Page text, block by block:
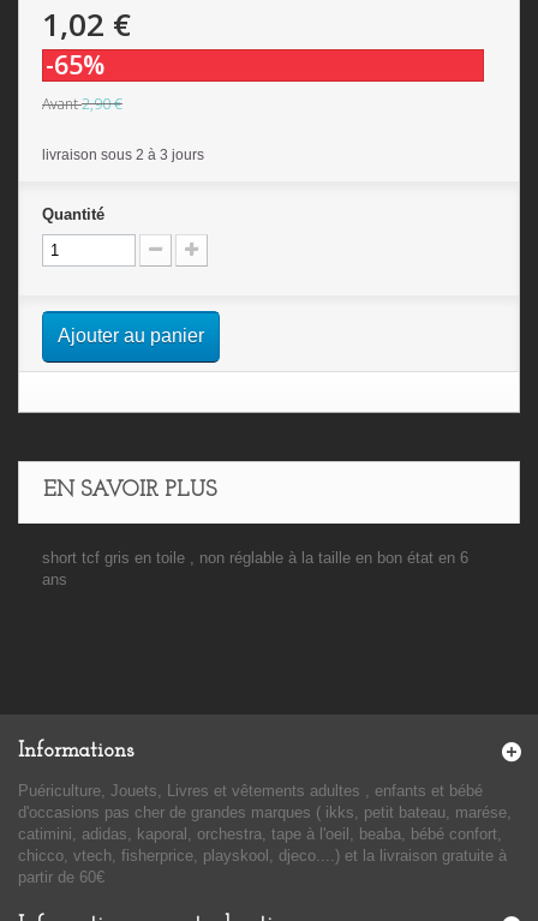
1,02 €
-65%
Avant2,90 €
livraison sous 2 à 3 jours
Quantité
Ajouter au panier
EN SAVOIR PLUS
short tcf gris en toile , non réglable à la taille en bon état en 6
ans
Informations
Puériculture, Jouets, Livres et vêtements adultes , enfants et bébé
d'occasions pas cher de grandes marques ( ikks, petit bateau, marése,
catimini, adidas, kaporal, orchestra, tape à l'oeil, beaba, bébé confort,
chicco, vtech, fisherprice, playskool, djeco....) et la livraison gratuite à
partir de 60€